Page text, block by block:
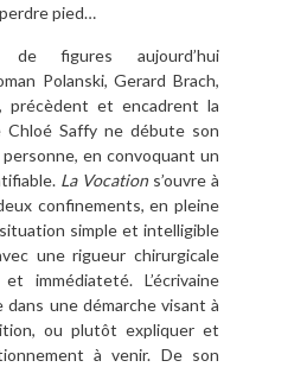
pied…
figures aujourd’hui
Polanski, Gerard Brach,
précèdent et encadrent la
Chloé Saffy ne débute son
en convoquant un
La Vocations’ouvre à
confinements, en pleine
simple et intelligible
une rigueur chirurgicale
immédiateté. L’écrivaine
dans une démarche visant à
ou plutôt expliquer et
à venir. De son